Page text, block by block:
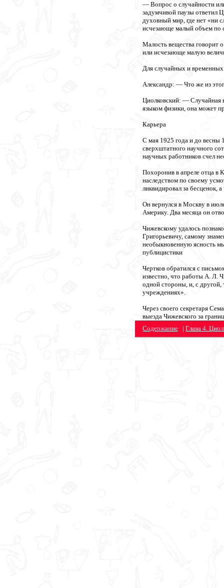
— Вопрос о случайности
задумчивой паузы ответил
духовный мир, где нет «ни
исчезающе малый объем по
Малость вещества говорит
или исчезающе малую
Для случайных и временных
Александр: — Что же из
Циолковский: — Случайная
языком физики, она может
Карьера
С мая 1925 года и до весны
сверхштатного научного
научных работников счел
Похоронив в апреле отца в
наследством по своему
ликвидировал за бесценок,
Он вернулся в Москву в
Америку. Два месяца он
Чижевскому удалось
Григорьевичу, самому
необыкновенную ясность
публицистики
Чертков обратился с
известно, что работы А. Л.
одной стороны, и, с
учреждениях».
Через своего секретаря
выезда Чижевского за
Содержание | Глава 4.